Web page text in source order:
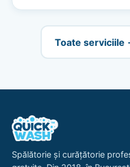
Toate serviciile
Spălătorie și curățătorie